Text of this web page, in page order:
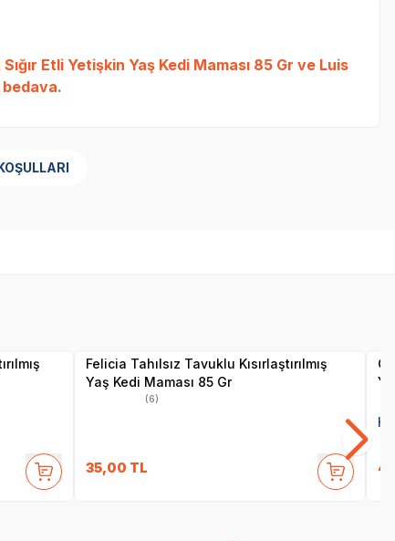
Etli Yetişkin Yaş Kedi Maması 85 Gr ve Luis
Felicia Tahılsız Tavuklu Kısırlaştırılmış
Yaş Kedi Maması 85 Gr
(6)
35,00 TL